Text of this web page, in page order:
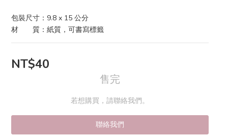
包裝尺寸：9.8 x 15 公分
材　　質：紙質，可書寫標籤
NT$40
售完
若想購買，請聯絡我們。
聯絡我們